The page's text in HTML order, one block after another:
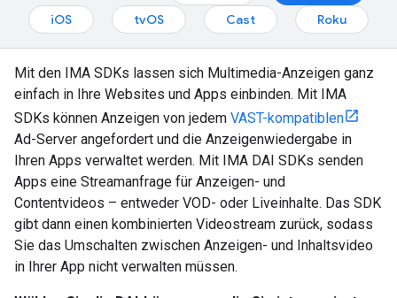
iOS
tvOS Cast Roku
Mit den IMA SDKs lassen sich Multimedia-Anzeigen ganz
einfach in Ihre Websites und Apps einbinden. Mit IMA
SDKs können Anzeigen von jedem VAST-kompatiblen
Ad-Server angefordert und die Anzeigenwiedergabe in
Ihren Apps verwaltet werden. Mit IMA DAI SDKs senden
Apps eine Streamanfrage für Anzeigen- und
Contentvideos – entweder VOD- oder Liveinhalte. Das SDK
gibt dann einen kombinierten Videostream zurück, sodass
Sie das Umschalten zwischen Anzeigen- und Inhaltsvideo
in Ihrer App nicht verwalten müssen.